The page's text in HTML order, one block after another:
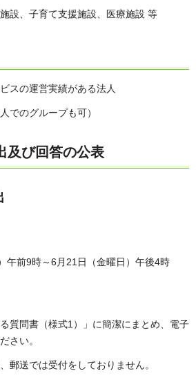
設、子育て支援施設、医療施設 等
スの運営実績がある法人
人でのグループも可）
及び回答の公表
午前9時～6月21日（金曜日）午後4時
質問書（様式1）」に簡潔にまとめ、電子
さい。
郵送では受付をしておりません。